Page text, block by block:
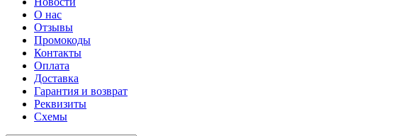
О нас
Отзывы
Промокоды
Контакты
Оплата
Доставка
Гарантия и возврат
Реквизиты
Схемы